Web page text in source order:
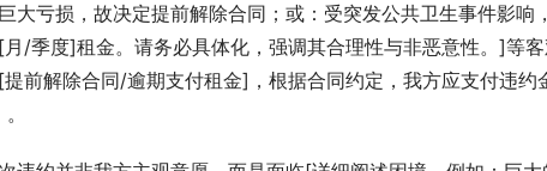
大亏损，故决定提前解除合同；或：受突发公共卫生事件影响
/季度]租金。请务必具体化，强调其合理性与非恶意性。]等
前解除合同/逾期支付租金]，根据合同约定，我方应支付违约